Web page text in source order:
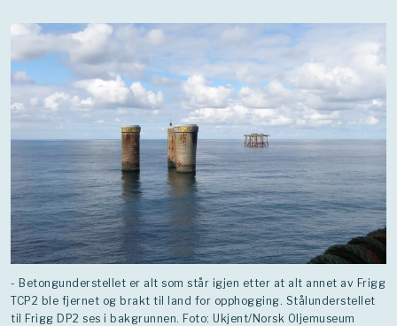
- Betongunderstellet er alt som står igjen etter at alt annet av Frigg
TCP2 ble fjernet og brakt til land for opphogging. Stålunderstellet
til Frigg DP2 ses i bakgrunnen. Foto: Ukjent/Norsk Oljemuseum